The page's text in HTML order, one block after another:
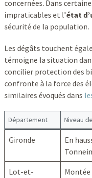
concernées. Dans
impraticables et l’état
sécurité de la population.
Les dégâts touchent
témoigne la situation
concilier protection des
confronte à la force des
similaires évoqués dans
Département Niveau
Gironde
En
Lot-et-